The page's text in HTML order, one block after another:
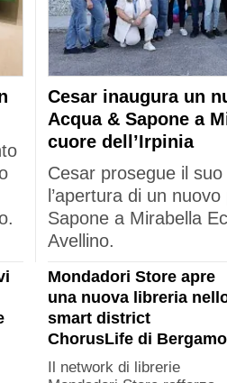
Cesar inaugura un
Acqua & Sapone a
cuore dell’Irpinia
Cesar prosegue il
l’apertura di un
Sapone a Mirabella
Avellino.
Mondadori Store apre
una nuova libreria
smart district
ChorusLife di Bergamo
Il network di librerie